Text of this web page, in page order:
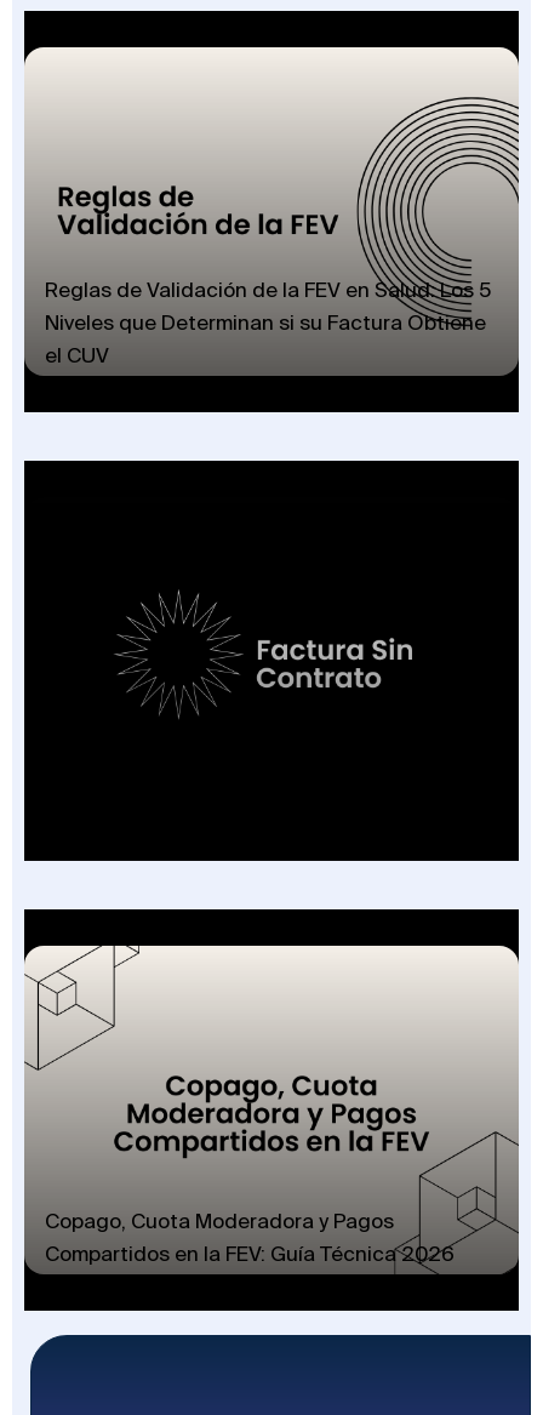
Reglas de Validación de la FEV en Salud: Los 5
Niveles que Determinan si su Factura Obtiene
el CUV
Copago, Cuota Moderadora y Pagos
Compartidos en la FEV: Guía Técnica 2026